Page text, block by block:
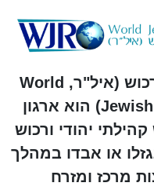
ארגון יהודי עולמי להשבת רכוש (איל"ר, World
Jewish Restitution Organization) הוא ארגון
יהודי ורכוש
או אבדו במהלך
מרכז ומזרח